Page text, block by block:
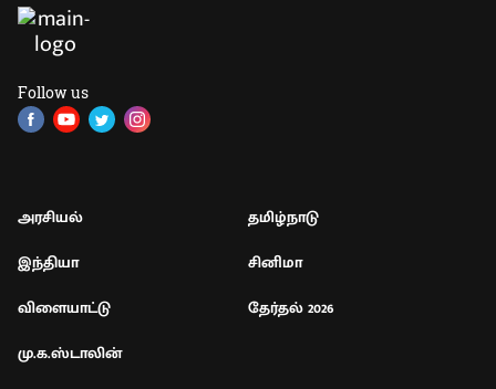
Follow us
அரசியல்
தமிழ்நாடு
இந்தியா
சினிமா
விளையாட்டு
தேர்தல் 2026
மு.க.ஸ்டாலின்